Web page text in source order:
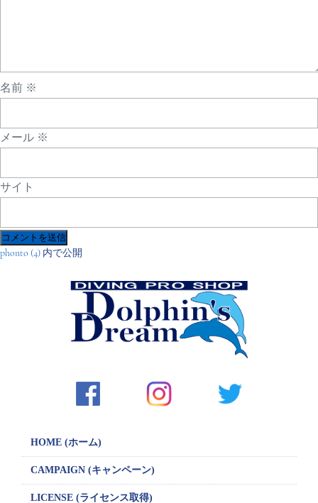
名前 ※
メール ※
サイト
投
phonto (4) 内で公開
HOME (ホーム)
CAMPAIGN (キャンペーン)
LICENSE (ライセンス取得)